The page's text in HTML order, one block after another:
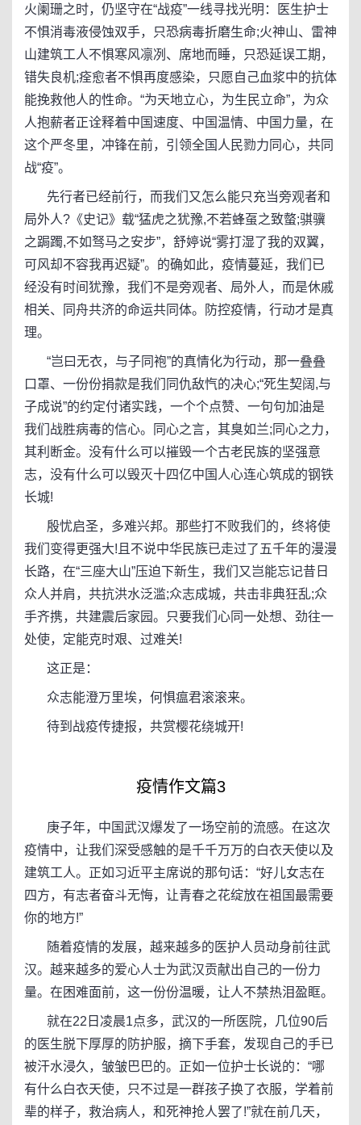
火阑珊之时，仍坚守在“战疫”一线寻找光明：医生护士
不惧消毒液侵蚀双手，只恐病毒折磨生命;火神山、雷神
山建筑工人不惧寒风凛冽、席地而睡，只恐延误工期，
错失良机;痊愈者不惧再度感染，只愿自己血浆中的抗体
能挽救他人的性命。“为天地立心，为生民立命”，为众
人抱薪者正诠释着中国速度、中国温情、中国力量，在
这个严冬里，冲锋在前，引领全国人民勠力同心，共同
战“疫”。
先行者已经前行，而我们又怎么能只充当旁观者和
局外人?《史记》载“猛虎之犹豫,不若蜂虿之致螫;骐骥
之跼躅,不如驽马之安步”，舒婷说“雾打湿了我的双翼，
可风却不容我再迟疑”。的确如此，疫情蔓延，我们已
经没有时间犹豫，我们不是旁观者、局外人，而是休戚
相关、同舟共济的命运共同体。防控疫情，行动才是真
理。
“岂曰无衣，与子同袍”的真情化为行动，那一叠叠
口罩、一份份捐款是我们同仇敌忾的决心;“死生契阔,与
子成说”的约定付诸实践，一个个点赞、一句句加油是
我们战胜病毒的信心。同心之言，其臭如兰;同心之力，
其利断金。没有什么可以摧毁一个古老民族的坚强意
志，没有什么可以毁灭十四亿中国人心连心筑成的钢铁
长城!
殷忧启圣，多难兴邦。那些打不败我们的，终将使
我们变得更强大!且不说中华民族已走过了五千年的漫漫
长路，在“三座大山”压迫下新生，我们又岂能忘记昔日
众人并肩，共抗洪水泛滥;众志成城，共击非典狂乱;众
手齐携，共建震后家园。只要我们心同一处想、劲往一
处使，定能克时艰、过难关!
这正是：
众志能澄万里埃，何惧瘟君滚滚来。
待到战疫传捷报，共赏樱花绕城开!
疫情作文篇3
庚子年，中国武汉爆发了一场空前的流感。在这次
疫情中，让我们深受感触的是千千万万的白衣天使以及
建筑工人。正如习近平主席说的那句话：“好儿女志在
四方，有志者奋斗无悔，让青春之花绽放在祖国最需要
你的地方!”
随着疫情的发展，越来越多的医护人员动身前往武
汉。越来越多的爱心人士为武汉贡献出自己的一份力
量。在困难面前，这一份份温暖，让人不禁热泪盈眶。
就在22日凌晨1点多，武汉的一所医院，几位90后
的医生脱下厚厚的防护服，摘下手套，发现自己的手已
被汗水浸久，皱皱巴巴的。正如一位护士长说的：“哪
有什么白衣天使，只不过是一群孩子换了衣服，学着前
辈的样子，救治病人，和死神抢人罢了!”就在前几天，